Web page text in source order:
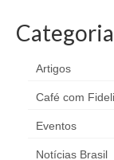
Artigos
Café com
Eventos
Notícias Brasil